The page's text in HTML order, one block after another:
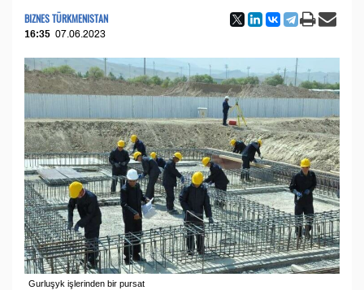
BIZNES TÜRKMENISTAN
16:35 07.06.2023
Gurluşyk işlerinden bir pursat